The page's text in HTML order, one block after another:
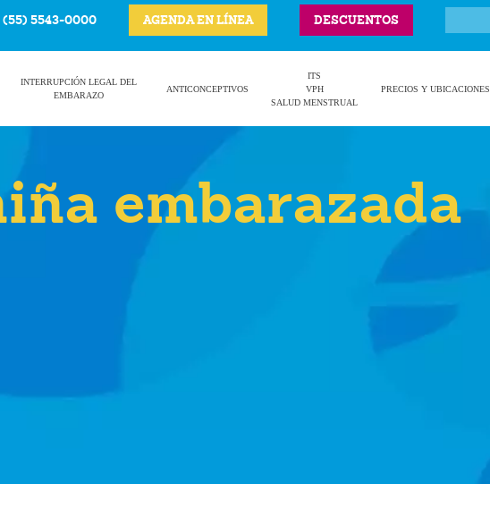
(55) 5543-0000 AGENDA EN LÍNEA DESCUENTOS
INTERRUPCIÓN LEGAL DEL
EMBARAZO
ANTICONCEPTIVOS
ITS
VPH
SALUD MENSTRUAL
PRECIOS Y UBICACIONES
embarazada